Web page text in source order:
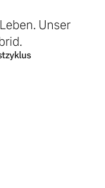
unsere
Unser